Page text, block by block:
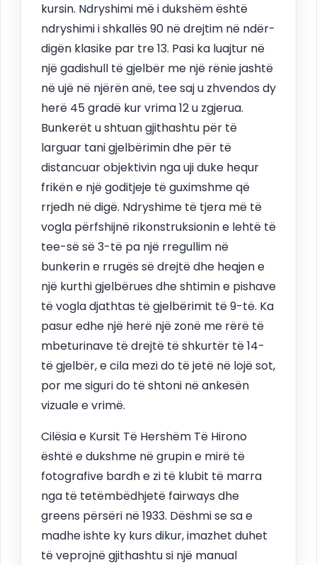
kursin. Ndryshimi më i dukshëm është
ndryshimi i shkallës 90 në drejtim në ndër-
digën klasike par tre 13. Pasi ka luajtur në
një gadishull të gjelbër me një rënie jashtë
në ujë në njërën anë, tee saj u zhvendos dy
herë 45 gradë kur vrima 12 u zgjerua.
Bunkerët u shtuan gjithashtu për të
larguar tani gjelbërimin dhe për të
distancuar objektivin nga uji duke hequr
frikën e një goditjeje të guximshme që
rrjedh në digë. Ndryshime të tjera më të
vogla përfshijnë rikonstruksionin e lehtë të
tee-së së 3-të pa një rregullim në
bunkerin e rrugës së drejtë dhe heqjen e
një kurthi gjelbërues dhe shtimin e pishave
të vogla djathtas të gjelbërimit të 9-të. Ka
pasur edhe një herë një zonë me rërë të
mbeturinave të drejtë të shkurtër të 14-
të gjelbër, e cila mezi do të jetë në lojë sot,
por me siguri do të shtoni në ankesën
vizuale e vrimë.
Cilësia e Kursit Të Hershëm Të Hirono
është e dukshme në grupin e mirë të
fotografive bardh e zi të klubit të marra
nga të tetëmbëdhjetë fairways dhe
greens përsëri në 1933. Dëshmi se sa e
madhe ishte ky kurs dikur, imazhet duhet
të veprojnë gjithashtu si një manual